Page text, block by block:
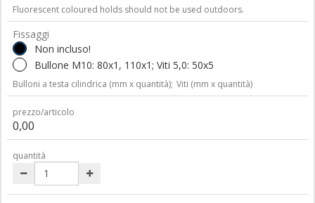
Fluorescent coloured holds should not be used outdoors.
Fissaggi
Non incluso!
Bullone M10: 80x1, 110x1; Viti 5,0: 50x5
Bulloni a testa cilindrica (mm x quantità); Viti (mm x quantità)
prezzo/articolo
0,00
quantità